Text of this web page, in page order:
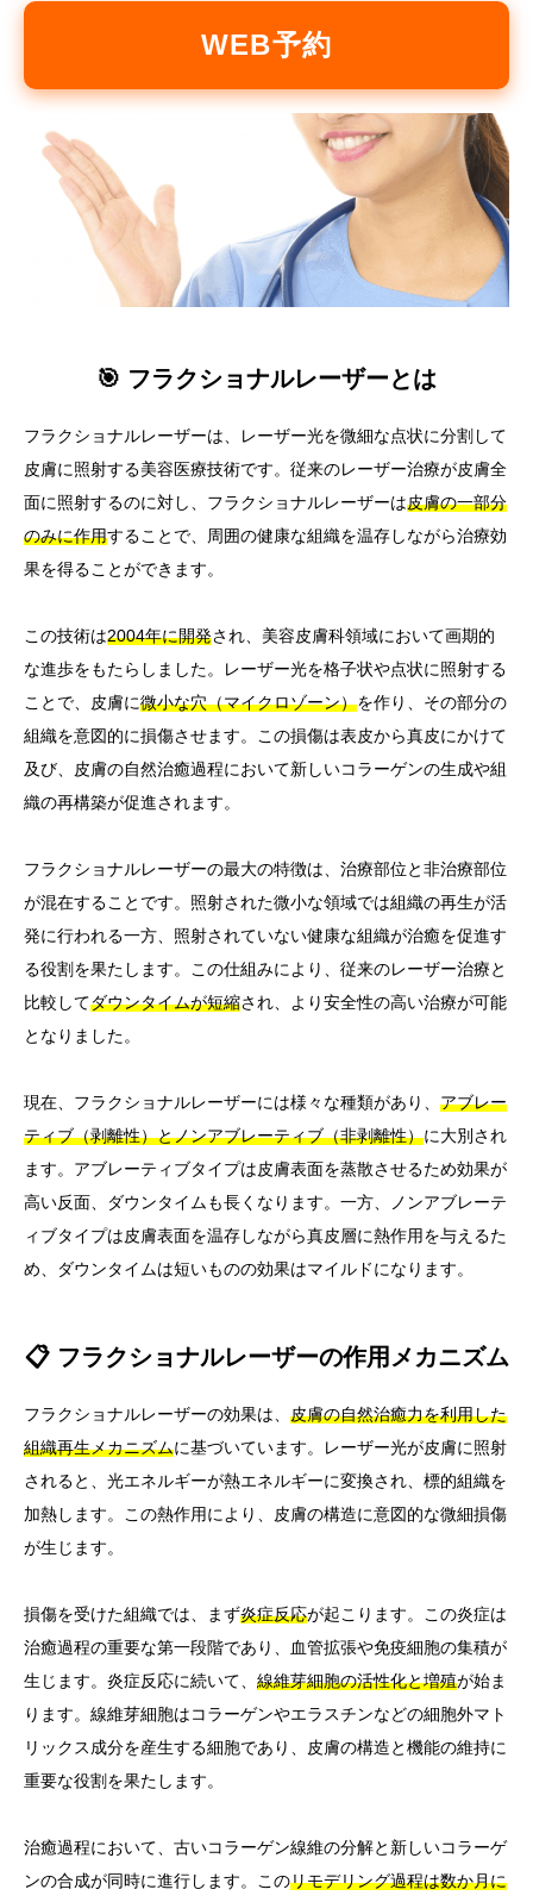
WEB予約
🎯 フラクショナルレーザーとは
フラクショナルレーザーは、レーザー光を微細な点状に分割して
皮膚に照射する美容医療技術です。従来のレーザー治療が皮膚全
面に照射するのに対し、フラクショナルレーザーは皮膚の一部分
のみに作用することで、周囲の健康な組織を温存しながら治療効
果を得ることができます。
この技術は2004年に開発され、美容皮膚科領域において画期的
な進歩をもたらしました。レーザー光を格子状や点状に照射する
ことで、皮膚に微小な穴（マイクロゾーン）を作り、その部分の
組織を意図的に損傷させます。この損傷は表皮から真皮にかけて
及び、皮膚の自然治癒過程において新しいコラーゲンの生成や組
織の再構築が促進されます。
フラクショナルレーザーの最大の特徴は、治療部位と非治療部位
が混在することです。照射された微小な領域では組織の再生が活
発に行われる一方、照射されていない健康な組織が治癒を促進す
る役割を果たします。この仕組みにより、従来のレーザー治療と
比較してダウンタイムが短縮され、より安全性の高い治療が可能
となりました。
現在、フラクショナルレーザーには様々な種類があり、 アブレー
ティブ（剥離性）とノンアブレーティブ（非剥離性）に大別され
ます。アブレーティブタイプは皮膚表面を蒸散させるため効果が
高い反面、ダウンタイムも長くなります。一方、ノンアブレーテ
ィブタイプは皮膚表面を温存しながら真皮層に熱作用を与えるた
め、ダウンタイムは短いものの効果はマイルドになります。
📋 フラクショナルレーザーの作用メカニズム
フラクショナルレーザーの効果は、 皮膚の自然治癒力を利用した
組織再生メカニズムに基づいています。レーザー光が皮膚に照射
されると、光エネルギーが熱エネルギーに変換され、標的組織を
加熱します。この熱作用により、皮膚の構造に意図的な微細損傷
が生じます。
損傷を受けた組織では、まず炎症反応が起こります。この炎症は
治癒過程の重要な第一段階であり、血管拡張や免疫細胞の集積が
生じます。炎症反応に続いて、 線維芽細胞の活性化と増殖が始ま
ります。線維芽細胞はコラーゲンやエラスチンなどの細胞外マト
リックス成分を産生する細胞であり、皮膚の構造と機能の維持に
重要な役割を果たします。
治癒過程において、古いコラーゲン線維の分解と新しいコラーゲ
ンの合成が同時に進行します。このリモデリング過程は数か月に